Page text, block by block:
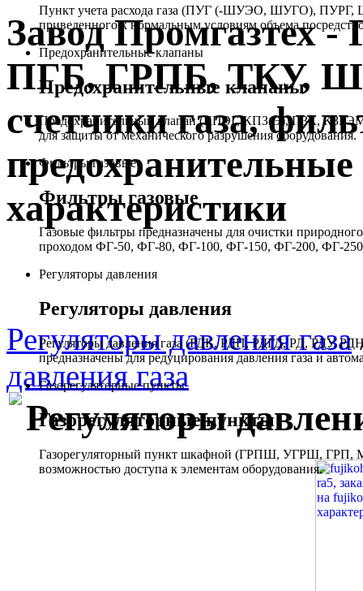
Пункт учета расхода газа (ПУГ (-ШУЭО, ШУГО), ПУРГ,
приведенного к нормальным условиям объема
Предохранительные клапаны
Предохранительные клапаны
Предохранительный клапан (КПЭГ, КПЗ(Э), ПЗК,
для защиты от механического разрушения оборудования.
Фильтры газовые
Фильтры газовые
Газовые фильтры предназначены для очистки
проходом ФГ-50, ФГ-80, ФГ-100, ФГ-150, ФГ-200, ФГ-
Регуляторы давления
Регуляторы давления
Регуляторы давления газа (РДК, РДП, РДГД, РД, РДУ,
предназначены для редуцирования давления газа и
Газорегуляторные пункты
Газорегуляторные пункты
Газорегуляторный пункт шкафной (ГРПШ, УГРШ, ГРП,
возможностью доступа к элементам оборудования.
Завод
ПГБ, ГРПБ, ТКУ,
счетчики газа,
характеристики
Регуляторы давления газа
давления газа
Регуляторы